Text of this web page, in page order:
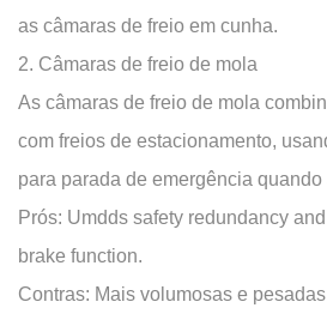
de
mola
Câmaras
de
freio
de
diafragma
as câmaras de freio em cunha.
2. Câmaras de freio de mola
As câmaras de freio de mola
com freios de estacionamento,
para parada de emergência
Prós: Umdds safety redundancy
brake function.
Contras: Mais volumosas e